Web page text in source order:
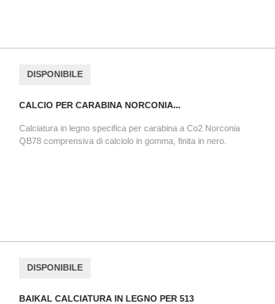
DISPONIBILE
CALCIO PER CARABINA NORCONIA...
Calciatura in legno specifica per carabina a Co2 Norconia
QB78 comprensiva di calciolo in gomma, finita in nero.
DISPONIBILE
BAIKAL CALCIATURA IN LEGNO PER 513